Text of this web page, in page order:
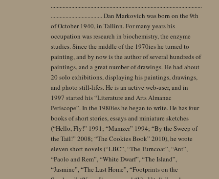
.......................................................................................................
................................... Dan Markovich was born on the 9th
of October 1940, in Tallinn. For many years his
occupation was research in biochemistry, the enzyme
studies. Since the middle of the 1970ies he turned to
painting, and by now is the author of several hundreds of
paintings, and a great number of drawings. He had about
20 solo exhibitions, displaying his paintings, drawings,
and photo still-lifes. He is an active web-user, and in
1997 started his “Literature and Arts Almanac
Periscope”. In the 1980ies he began to write. He has four
books of short stories, essays and miniature sketches
(“Hello, Fly!” 1991; “Mamzer” 1994; “By the Sweep of
the Tail!” 2008; “The Cookies Book” 2010), he wrote
eleven short novels (“LBC”, “The Turncoat”, “Ant”,
“Paolo and Rem”, “White Dwarf”, “The Island”,
“Jasmine”, “The Last Home”, “Footprints on the